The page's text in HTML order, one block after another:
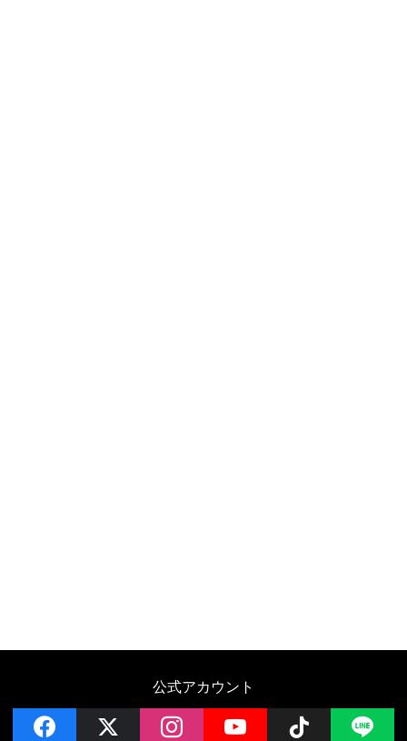
公式アカウント
facebook instagramYouTube Follow